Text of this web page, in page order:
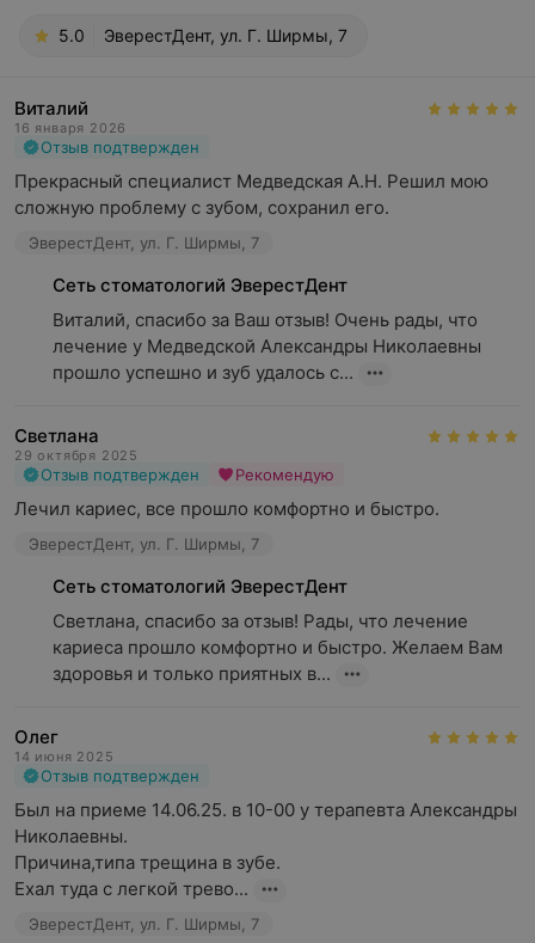
5.0 ЭверестДент, ул. Г. Ширмы, 7
Виталий
16 января 2026
Отзыв подтвержден
Прекрасный специалист Медведская А.Н. Решил мою
сложную проблему с зубом, сохранил его.
ЭверестДент, ул. Г. Ширмы, 7
Сеть стоматологий ЭверестДент
Виталий, спасибо за Ваш отзыв! Очень рады, что
лечение у Медведской Александры Николаевны
прошло успешно и зуб удалось с...
Светлана
29 октября 2025
Отзыв подтвержден Рекомендую
Лечил кариес, все прошло комфортно и быстро.
ЭверестДент, ул. Г. Ширмы, 7
Сеть стоматологий ЭверестДент
Светлана, спасибо за отзыв! Рады, что лечение
кариеса прошло комфортно и быстро. Желаем Вам
здоровья и только приятных в...
Олег
14 июня 2025
Отзыв подтвержден
Был на приеме 14.06.25. в 10-00 у терапевта Александры
Николаевны.
Причина,типа трещина в зубе.
Ехал туда с легкой трево...
ЭверестДент, ул. Г. Ширмы, 7